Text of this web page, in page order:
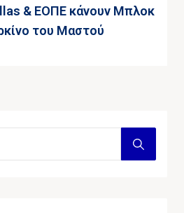
& ΕΟΠΕ κάνουν Μπλοκ
του Μαστού